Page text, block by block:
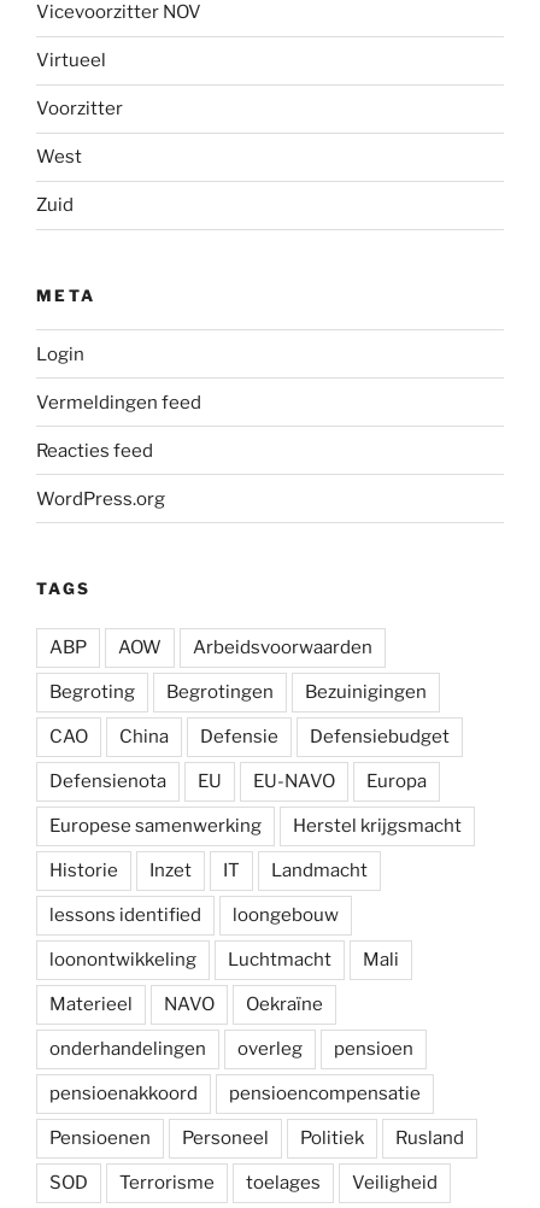
Vicevoorzitter NOV
Virtueel
Voorzitter
West
Zuid
META
Login
Vermeldingen feed
Reacties feed
WordPress.org
TAGS
ABP AOW Arbeidsvoorwaarden
Begroting Begrotingen Bezuinigingen
CAO China Defensie Defensiebudget
Defensienota EU EU-NAVO Europa
Europese samenwerking Herstel krijgsmacht
Historie Inzet IT Landmacht
lessons identified loongebouw
loonontwikkeling Luchtmacht Mali
Materieel NAVO Oekraïne
onderhandelingen overleg pensioen
pensioenakkoord pensioencompensatie
Pensioenen Personeel Politiek Rusland
SOD Terrorisme toelages Veiligheid